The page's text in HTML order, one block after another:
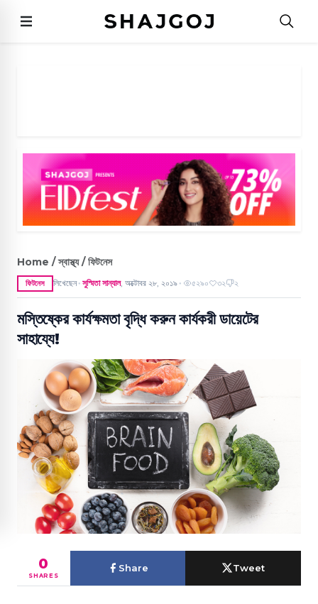
Home / স্বাস্থ্য / ফিটনেস
ফিটনেস লিখেছেন ● সুস্মিতা সান্যাল, অক্টোবর ২৮, ২০১৯ ● ৫২৯০ ৩২ ২
মস্তিষ্কের কার্যক্ষমতা বৃদ্ধি করুন কার্যকরী ডায়েটের
সাহায্যে!
0
SHARES
Share Tweet